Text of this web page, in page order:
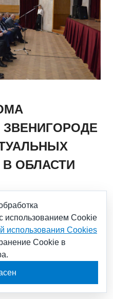
ЗВЕНИГОРОДЕ
ОБЛАСТИ
СИНТЕЗА
синтезу
докладов
использованием Cookie
использования Cookies
Cookie в